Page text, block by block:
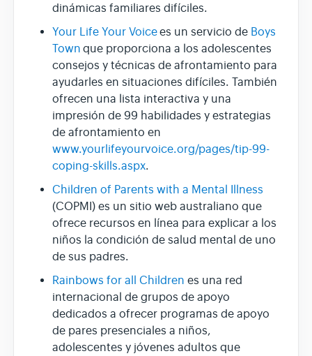
dinámicas familiares difíciles.
Your Life Your Voicees un servicio de Boys
Town que proporciona a los adolescentes
consejos y técnicas de afrontamiento para
ayudarles en situaciones difíciles. También
ofrecen una lista interactiva y una
impresión de 99 habilidades y estrategias
de afrontamiento en
www.yourlifeyourvoice.org/pages/tip-99-
coping-skills.aspx.
Children of Parents with a Mental Illness
(COPMI) es un sitio web australiano que
ofrece recursos en línea para explicar a los
niños la condición de salud mental de uno
de sus padres.
Rainbows for all Children es una red
internacional de grupos de apoyo
dedicados a ofrecer programas de apoyo
de pares presenciales a niños,
adolescentes y jóvenes adultos que